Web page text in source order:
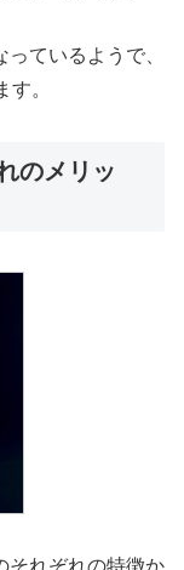
ているようで、
。
のメリッ
それぞれの特徴か